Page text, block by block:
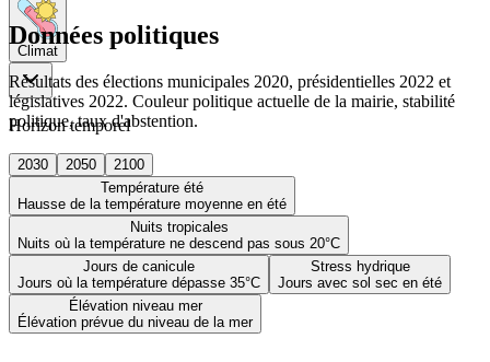
Climat
Horizon temporel
2030 2050
2100
Température été
Hausse de la température moyenne en été
Nuits tropicales
Nuits où la température ne descend pas sous 20°C
Jours de canicule
Jours où la température dépasse 35°C
Stress hydrique
Jours avec sol sec en été
Élévation niveau mer
Élévation prévue du niveau de la mer
Données politiques
Résultats des élections municipales 2020, présidentielles 2022 et
législatives 2022. Couleur politique actuelle de la mairie, stabilité
politique, taux d'abstention.